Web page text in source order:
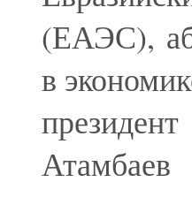
(ЕАЭС),
в